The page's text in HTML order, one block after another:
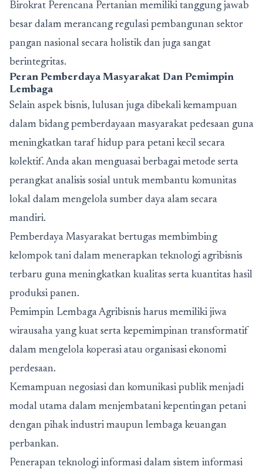
Birokrat Perencana Pertanian memiliki tanggung jawab
besar dalam merancang regulasi pembangunan sektor
pangan nasional secara holistik dan juga sangat
berintegritas.
Peran Pemberdaya Masyarakat Dan Pemimpin
Lembaga
Selain aspek bisnis, lulusan juga dibekali kemampuan
dalam bidang pemberdayaan masyarakat pedesaan guna
meningkatkan taraf hidup para petani kecil secara
kolektif. Anda akan menguasai berbagai metode serta
perangkat analisis sosial untuk membantu komunitas
lokal dalam mengelola sumber daya alam secara
mandiri.
Pemberdaya Masyarakat bertugas membimbing
kelompok tani dalam menerapkan teknologi agribisnis
terbaru guna meningkatkan kualitas serta kuantitas hasil
produksi panen.
Pemimpin Lembaga Agribisnis harus memiliki jiwa
wirausaha yang kuat serta kepemimpinan transformatif
dalam mengelola koperasi atau organisasi ekonomi
perdesaan.
Kemampuan negosiasi dan komunikasi publik menjadi
modal utama dalam menjembatani kepentingan petani
dengan pihak industri maupun lembaga keuangan
perbankan.
Penerapan teknologi informasi dalam sistem informasi